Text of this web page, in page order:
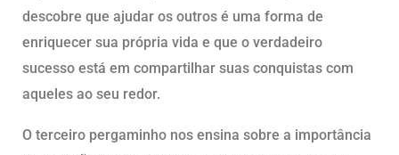
descobre que ajudar os outros é uma forma de
enriquecer sua própria vida e que o verdadeiro
sucesso está em compartilhar suas conquistas com
aqueles ao seu redor.
O terceiro pergaminho nos ensina sobre a importância